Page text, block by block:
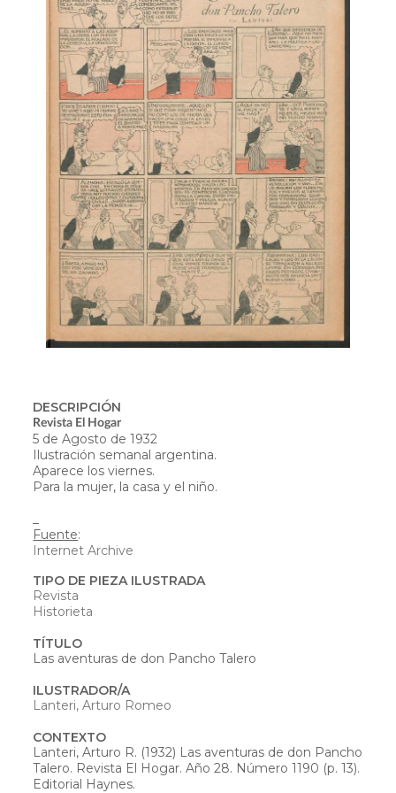
DESCRIPCIÓN
Revista El Hogar
5 de Agosto de 1932
Ilustración semanal argentina.
Aparece los viernes.
Para la mujer, la casa y el niño.
Fuente:
Internet Archive
TIPO DE PIEZA ILUSTRADA
Revista
Historieta
TÍTULO
Las aventuras de don Pancho Talero
ILUSTRADOR/A
Lanteri, Arturo Romeo
CONTEXTO
Lanteri, Arturo R. (1932) Las aventuras de don Pancho
Talero. Revista El Hogar. Año 28. Número 1190 (p. 13).
Editorial Haynes.